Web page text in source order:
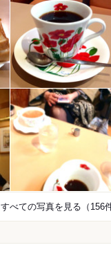
すべての写真を見る（156件